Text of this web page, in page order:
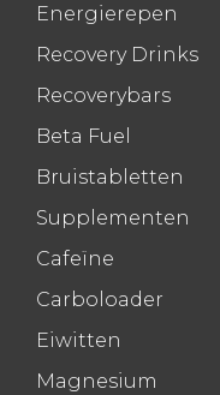
Energierepen
Recovery Drinks
Recoverybars
Beta Fuel
Bruistabletten
Supplementen
Cafeïne
Carboloader
Eiwitten
Magnesium